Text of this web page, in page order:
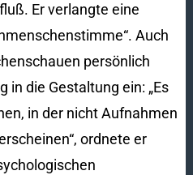
Er verlangte eine
Auch
persönlich
in die Gestaltung ein: „Es
in der nicht Aufnahmen
ordnete er